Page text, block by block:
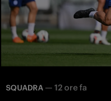
SQUADRA — 12 ore fa